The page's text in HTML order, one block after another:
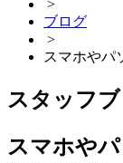
>
ブログ
>
スマホやパ
スタッフ
スマホや